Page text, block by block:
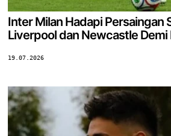
Inter Milan Hadapi Persaingan
Liverpool dan Newcastle Demi
19.07.2026